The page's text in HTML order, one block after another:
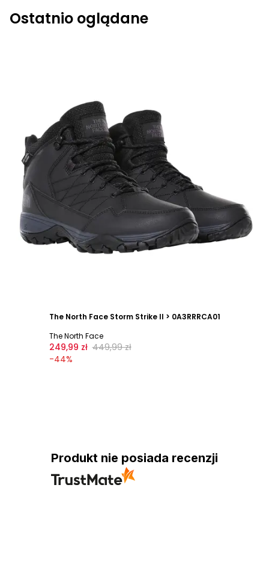
Ostatnio oglądane
The North Face Storm Strike II > 0A3RRRCA01
The North Face
249,99 zł 449,99 zł
-44%
Produkt nie posiada recenzji